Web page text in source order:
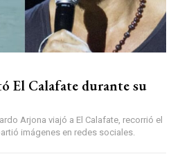
El Calafate durante su
Arjona viajó a El Calafate, recorrió el
imágenes en redes sociales.